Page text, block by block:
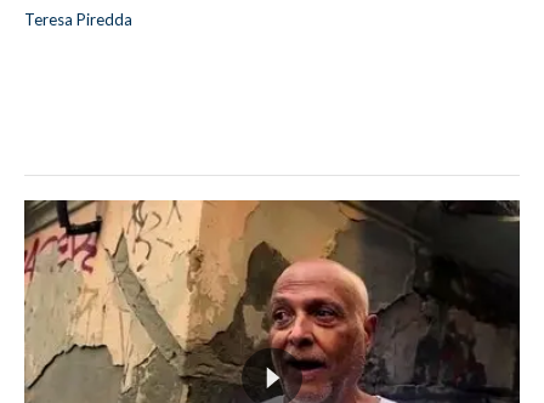
Teresa Piredda